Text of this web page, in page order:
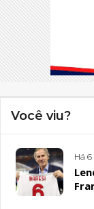
Você viu?
Há